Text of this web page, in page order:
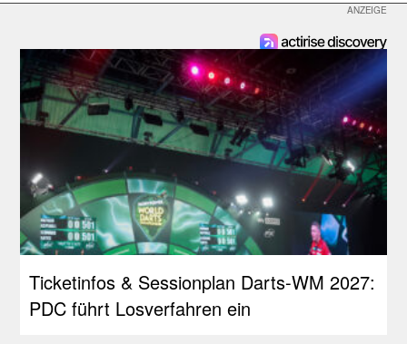
Ticketinfos & Sessionplan Darts-WM 2027:
PDC führt Losverfahren ein